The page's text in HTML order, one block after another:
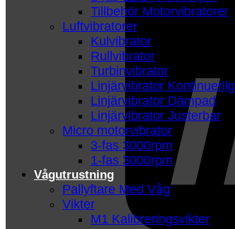
Tillbehör Motorvibratorer
Luftvibratorer
Kulvibrator
Rullvibrator
Turbinvibrator
Linjärvibrator Kontinuerlig
Linjärvibrator Dämpad
Linjärvibrator Justerbar
Micro motorvibrator
3-fas 3000rpm
1-fas 3000rpm
Vågutrustning
Pallyftare Med Våg
Vikter
M1 Kalibreringsvikter